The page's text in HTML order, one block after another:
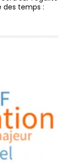
des temps :